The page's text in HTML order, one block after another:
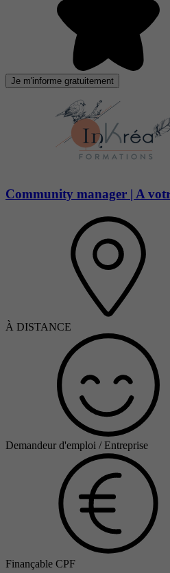
Je m'informe gratuitement
Community manager | A
À DISTANCE
Demandeur d'emploi / Entreprise
Finançable CPF